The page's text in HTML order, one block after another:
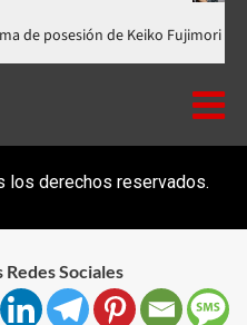
fue a la toma de posesión de
los derechos reservados.
Sociales